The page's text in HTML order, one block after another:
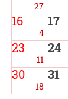
27
16
4
17
23
11
24
30
18
31